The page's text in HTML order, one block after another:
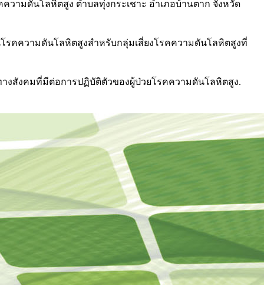
วามดันโลหิตสูง ตำบลทุ่งกระเชาะ อำเภอบ้านตาก จังหวัด
รคความดันโลหิตสูงสำหรับกลุ่มเสี่ยงโรคความดันโลหิตสูงที่
งสังคมที่มีต่อการปฏิบัติตัวของผู้ป่วยโรคความดันโลหิตสูง.